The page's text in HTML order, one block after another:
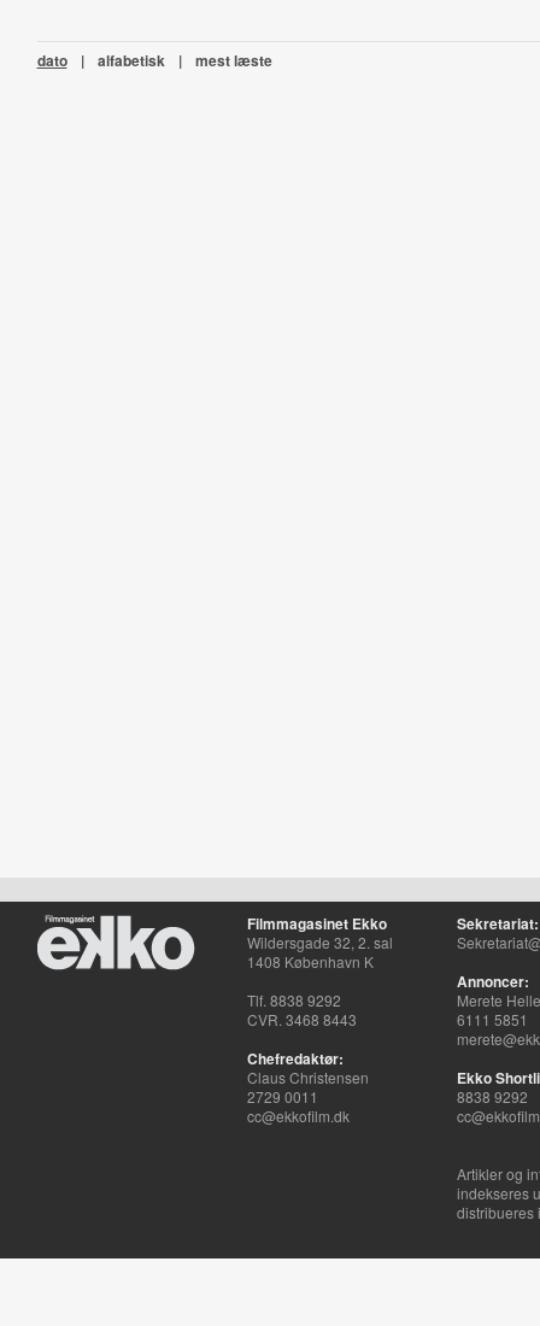
dato | alfabetisk | mest læste
Filmmagasinet Ekko
Wildersgade 32, 2. sal
1408 København K
Tlf. 8838 9292
CVR. 3468 8443
Chefredaktør:
Claus Christensen
2729 0011
cc@ekkofilm.dk
Sekretariat:
Annoncer:
Merete
6111 5851
Ekko
8838 9292
Artikler og
indekseres
distribueres